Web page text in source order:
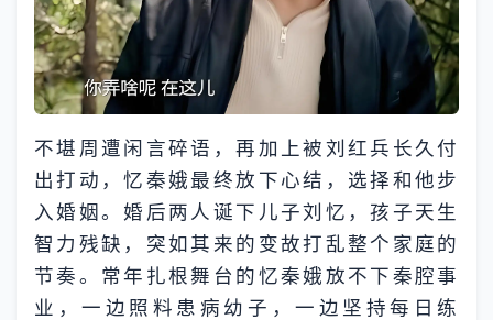
不堪周遭闲言碎语，再加上被刘红兵长久付
出打动，忆秦娥最终放下心结，选择和他步
入婚姻。婚后两人诞下儿子刘忆，孩子天生
智力残缺，突如其来的变故打乱整个家庭的
节奏。常年扎根舞台的忆秦娥放不下秦腔事
业，一边照料患病幼子，一边坚持每日练